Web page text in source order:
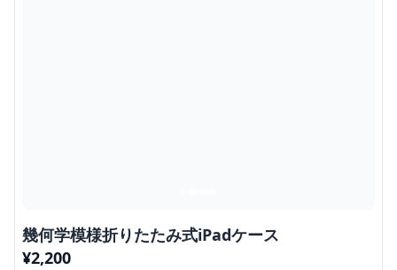
幾何学模様折りたたみ式iPadケース
¥2,200